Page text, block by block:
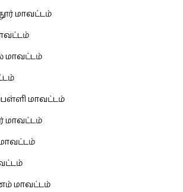
மாவட்டம்
மாவட்டம்
மாவட்டம்
மாவட்டம்
மாவட்டம்